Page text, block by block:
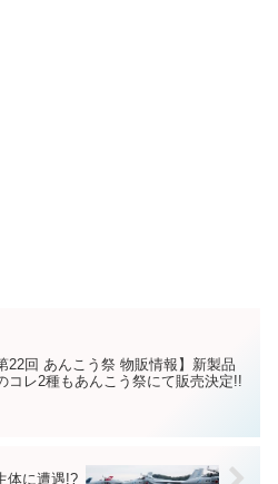
回 あんこう祭 物販情報】新製品
コレ2種もあんこう祭にて販売決定!!
体に遭遇!?